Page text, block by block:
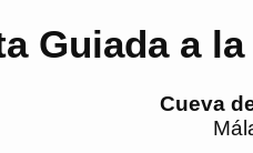
Guiada a
Cueva